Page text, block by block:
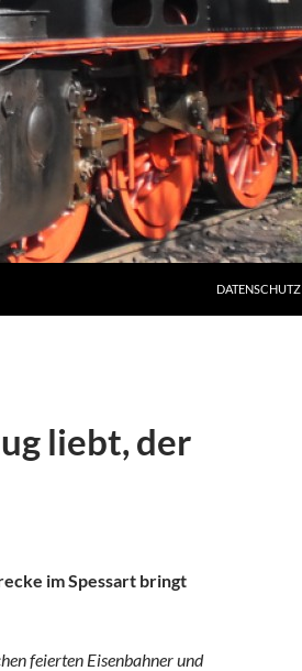
DATENSCHUTZ
liebt, der
im Spessart bringt
feierten Eisenbahner und